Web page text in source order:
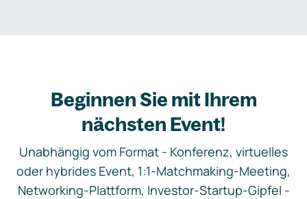
Beginnen Sie mit Ihrem
nächsten Event!
Unabhängig vom Format - Konferenz, virtuelles
oder hybrides Event, 1:1-Matchmaking-Meeting,
Networking-Plattform, Investor-Startup-Gipfel -